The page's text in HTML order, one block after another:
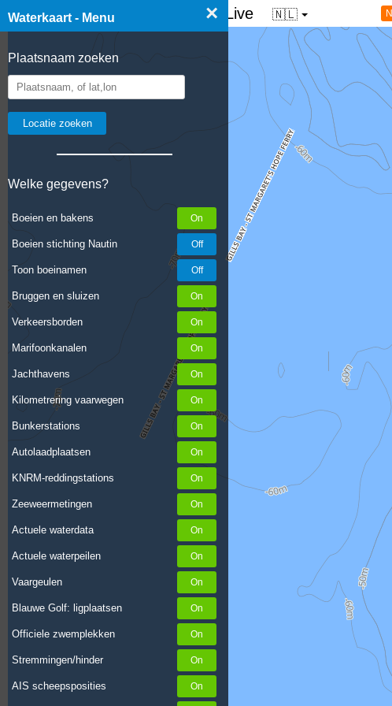
Waterkaart - Menu ×
Plaatsnaam zoeken
Welke gegevens?
Boeien en bakens
Boeien stichting Nautin
Toon boeinamen
Bruggen en sluizen
Verkeersborden
Marifoonkanalen
Jachthavens
Kilometrering vaarwegen
Bunkerstations
Autolaadplaatsen
KNRM-reddingstations
Zeeweermetingen
Actuele waterdata
Actuele waterpeilen
Vaargeulen
Blauwe Golf: ligplaatsen
Officiele zwemplekken
Stremmingen/hinder
AIS scheepsposities
☰ Waterkaart van Nederland - Live 🇳🇱